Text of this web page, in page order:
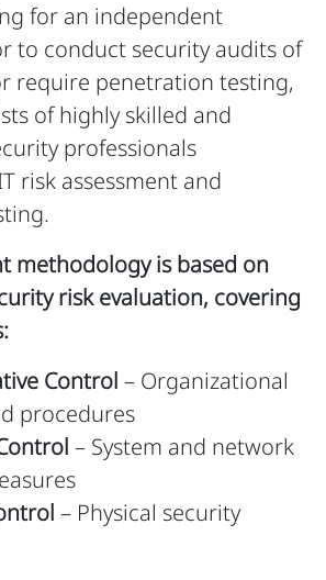
for an independent
to conduct security audits of
require penetration testing,
of highly skilled and
professionals
risk assessment and
methodology is based on
risk evaluation, covering
Control – Organizational
procedures
– System and network
– Physical security